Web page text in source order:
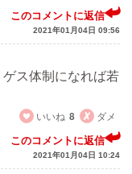
このコメントに返信
2021年01月04日 09:56
ス体制になれば若
いいね 8 ダメ
このコメントに返信
2021年01月04日 10:24